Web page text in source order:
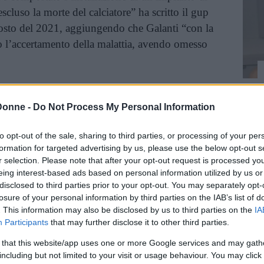
- Do Not Process My Personal Information
opt-out of the sale, sharing to third parties, or processing of your
for targeted advertising by us, please use the below opt-out
selection. Please note that after your opt-out request is processed
interest-based ads based on personal information utilized by us
to third parties prior to your opt-out. You may separately
of your personal information by third parties on the IAB’s list of
This information may also be disclosed by us to third parties on the
Participants that may further disclose it to other third parties.
that this website/app uses one or more Google services and may
but not limited to your visit or usage behaviour. You may
la morte del calciatore” ha scritto il gup
del 2021, aggiungendo che Galanti “con la
della malattia, avendo omesso
prima volta, ha affrontato davvero a cuore
la vita.
Io sono più amore. Un canto di
forza, dolore, rinascita
Il dolore, il senso di smarrimento, lo sconforto, la rinascita
per la figlia Vittoria. Francesca Fioretti mette nero su bianco
la sua vita dopo la morte del compagno, Davide Astori, nel